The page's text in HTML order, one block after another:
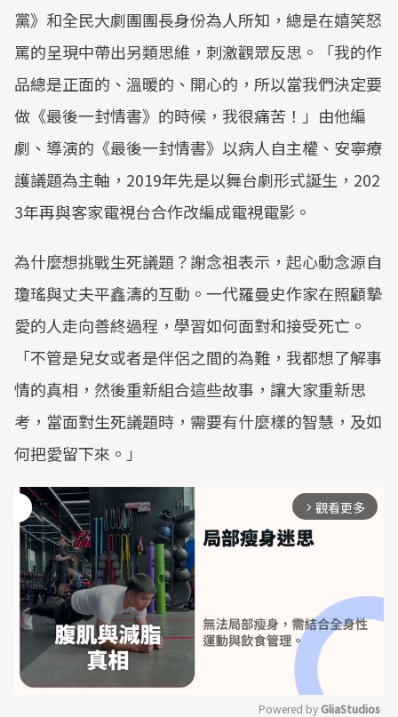
黨》和全民大劇團團長身份為人所知，總是在嬉笑怒
罵的呈現中帶出另類思維，刺激觀眾反思。「我的作
品總是正面的、溫暖的、開心的，所以當我們決定要
做《最後一封情書》的時候，我很痛苦！」由他編
劇、導演的《最後一封情書》以病人自主權、安寧療
護議題為主軸，2019年先是以舞台劇形式誕生，202
3年再與客家電視台合作改編成電視電影。
為什麼想挑戰生死議題？謝念祖表示，起心動念源自
瓊瑤與丈夫平鑫濤的互動。一代羅曼史作家在照顧摯
愛的人走向善終過程，學習如何面對和接受死亡。
「不管是兒女或者是伴侶之間的為難，我都想了解事
情的真相，然後重新組合這些故事，讓大家重新思
考，當面對生死議題時，需要有什麼樣的智慧，及如
何把愛留下來。」
arrow_forward_ios 觀看更多
Powered by GliaStudios